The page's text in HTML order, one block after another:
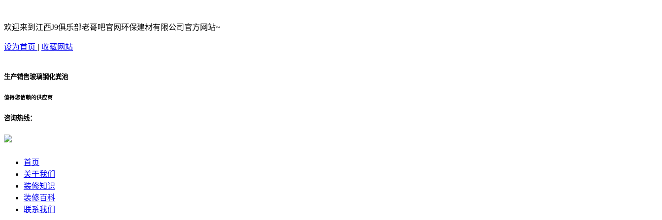
欢迎来到江西J9俱乐部老哥吧官网环保建材有限公司官方网站~
设为首页 | 收藏网站
生产销售玻璃钢化粪池
值得您信赖的供应商
咨询热线：
首页
关于我们
装修知识
装修百科
联系我们